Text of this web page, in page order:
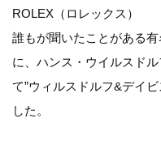
ROLEX（ロレックス）
誰もが聞いたことがある
に、ハンス・ウイルスド
て”ウィルスドルフ&デイ
した。